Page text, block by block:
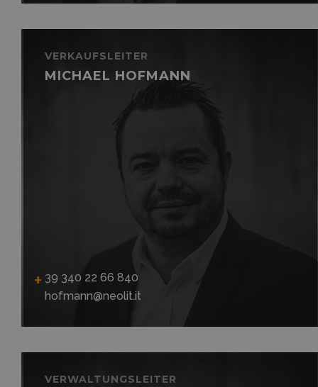
VERKAUFSLEITER
MICHAEL HOFMANN
39 340 22 66 840
hofmann@neolit.it
VERWALTUNGSLEITER